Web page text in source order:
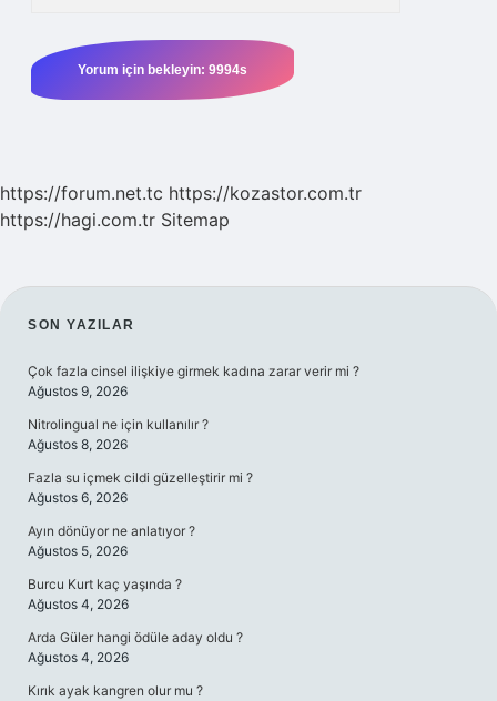
https://forum.net.tc https://kozastor.com.tr
https://hagi.com.tr Sitemap
SIDEBAR
SON YAZILAR
Çok fazla cinsel ilişkiye girmek kadına zarar verir mi ?
Ağustos 9, 2026
Nitrolingual ne için kullanılır ?
Ağustos 8, 2026
Fazla su içmek cildi güzelleştirir mi ?
Ağustos 6, 2026
Ayın dönüyor ne anlatıyor ?
Ağustos 5, 2026
Burcu Kurt kaç yaşında ?
Ağustos 4, 2026
Arda Güler hangi ödüle aday oldu ?
Ağustos 4, 2026
Kırık ayak kangren olur mu ?